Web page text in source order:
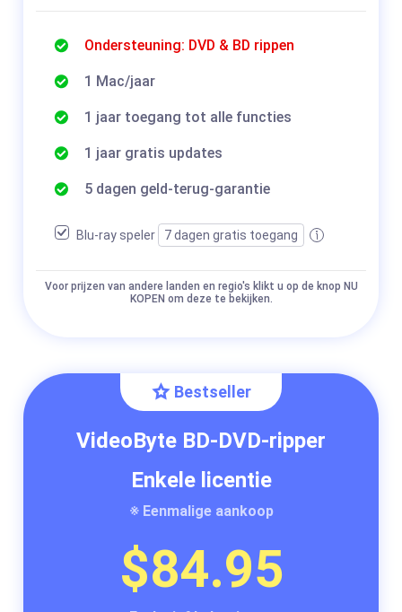
Ondersteuning: DVD & BD rippen
1 Mac/jaar
1 jaar toegang tot alle functies
1 jaar gratis updates
5 dagen geld-terug-garantie
Blu-ray speler 7 dagen gratis toegang
Voor prijzen van andere landen en regio's klikt u op de knop NU
KOPEN om deze te bekijken.
Bestseller
VideoByte BD-DVD-ripper
Enkele licentie
※ Eenmalige aankoop
$84.95